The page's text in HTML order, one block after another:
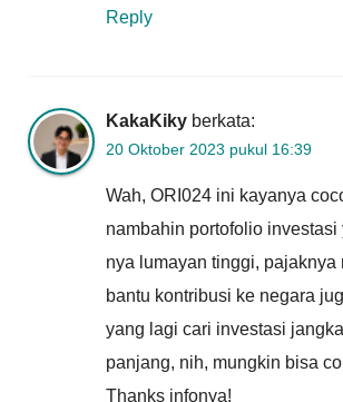
Reply
KakaKiky berkata:
20 Oktober 2023 pukul 16:39
Wah, ORI024 ini kayanya
nambahin portofolio investasi
nya lumayan tinggi, pajaknya
bantu kontribusi ke negara
yang lagi cari investasi
panjang, nih, mungkin bisa
Thanks infonya!